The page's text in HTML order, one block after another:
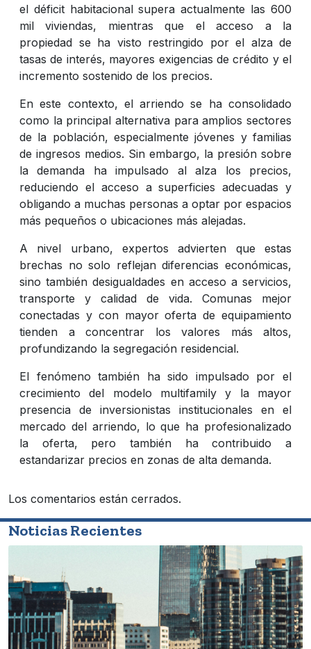
el déficit habitacional supera actualmente las 600
mil viviendas, mientras que el acceso a la
propiedad se ha visto restringido por el alza de
tasas de interés, mayores exigencias de crédito y el
incremento sostenido de los precios.
En este contexto, el arriendo se ha consolidado
como la principal alternativa para amplios sectores
de la población, especialmente jóvenes y familias
de ingresos medios. Sin embargo, la presión sobre
la demanda ha impulsado al alza los precios,
reduciendo el acceso a superficies adecuadas y
obligando a muchas personas a optar por espacios
más pequeños o ubicaciones más alejadas.
A nivel urbano, expertos advierten que estas
brechas no solo reflejan diferencias económicas,
sino también desigualdades en acceso a servicios,
transporte y calidad de vida. Comunas mejor
conectadas y con mayor oferta de equipamiento
tienden a concentrar los valores más altos,
profundizando la segregación residencial.
El fenómeno también ha sido impulsado por el
crecimiento del modelo multifamily y la mayor
presencia de inversionistas institucionales en el
mercado del arriendo, lo que ha profesionalizado
la oferta, pero también ha contribuido a
estandarizar precios en zonas de alta demanda.
Los comentarios están cerrados.
Noticias Recientes